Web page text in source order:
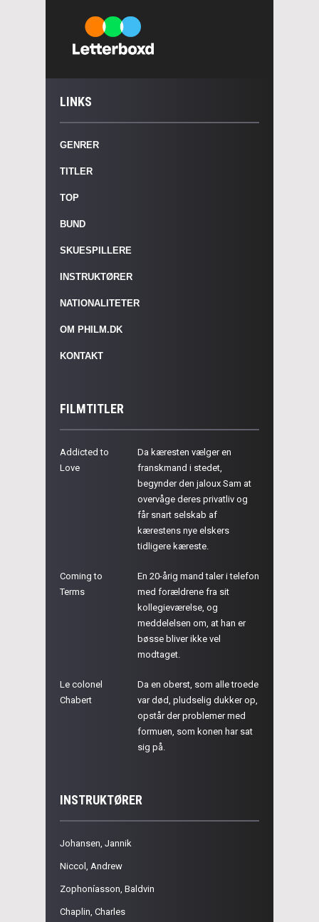
LINKS
GENRER
TITLER
TOP
BUND
SKUESPILLERE
INSTRUKTØRER
NATIONALITETER
OM PHILM.DK
KONTAKT
FILMTITLER
Addicted to
Love
Da kæresten vælger en
franskmand i stedet,
begynder den jaloux Sam at
overvåge deres privatliv og
får snart selskab af
kærestens nye elskers
tidligere kæreste.
Coming to
Terms
En 20-årig mand taler i telefon
med forældrene fra sit
kollegieværelse, og
meddelelsen om, at han er
bøsse bliver ikke vel
modtaget.
Le colonel
Chabert
Da en oberst, som alle troede
var død, pludselig dukker op,
opstår der problemer med
formuen, som konen har sat
sig på.
INSTRUKTØRER
Johansen, Jannik
Niccol, Andrew
Zophoníasson, Baldvin
Chaplin, Charles